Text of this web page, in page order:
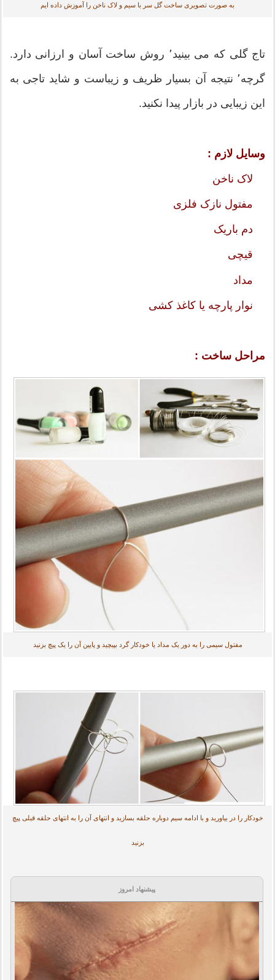
به صورت تصویری ساخت گل سر با سیم و لاک ناخن را آموزش داده ایم
تاج گلی که می بینید٬ روش ساخت آسان و ارزانی دارد.
گرچه٬ نتیجه آن بسیار ظریف و زیباست و شاید تاجی به
این زیبایی در بازار پیدا نکنید.
وسایل لازم :
لاک ناخن
مفتول نازک فلزی
دم باریک
قیچی
مداد
نوار پارچه یا کاغذ کشی
مراحل ساخت :
مفتول سیمی را به دور یک مداد یا خودکار گرد بپیچید و پایین آن را یک پیچ بزنید
خودکار را در بیاورید و با ادامه سیم دوباره حلقه بسازید و انتهای آن را به انتهای حلقه قبلی پیچ
بزنید
پیشنهاد امروز